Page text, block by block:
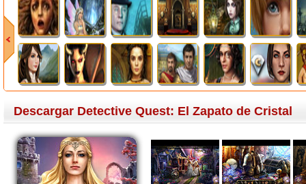
Descargar Detective Quest: El Zapato de Cristal